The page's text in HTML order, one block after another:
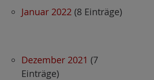
Januar 2022 (8 Einträge)
Dezember 2021 (7
Einträge)